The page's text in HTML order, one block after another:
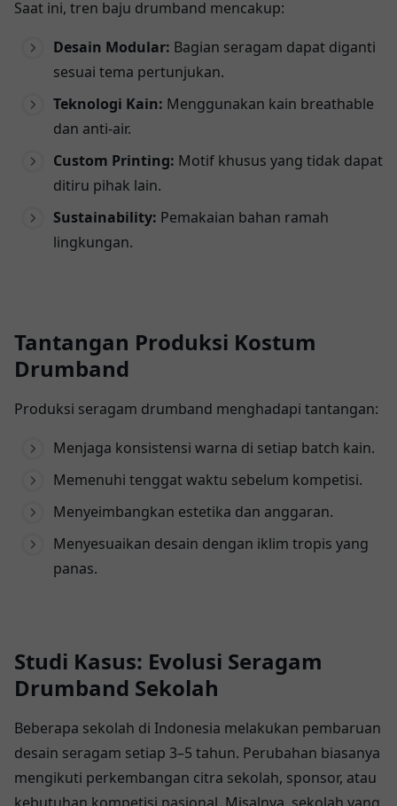
Saat ini, tren baju drumband mencakup:
Desain Modular: Bagian seragam dapat diganti
sesuai tema pertunjukan.
Teknologi Kain: Menggunakan kain breathable
dan anti-air.
Custom Printing: Motif khusus yang tidak dapat
ditiru pihak lain.
Sustainability: Pemakaian bahan ramah
lingkungan.
Tantangan Produksi Kostum
Drumband
Produksi seragam drumband menghadapi tantangan:
Menjaga konsistensi warna di setiap batch kain.
Memenuhi tenggat waktu sebelum kompetisi.
Menyeimbangkan estetika dan anggaran.
Menyesuaikan desain dengan iklim tropis yang
panas.
Studi Kasus: Evolusi Seragam
Drumband Sekolah
Beberapa sekolah di Indonesia melakukan pembaruan
desain seragam setiap 3–5 tahun. Perubahan biasanya
mengikuti perkembangan citra sekolah, sponsor, atau